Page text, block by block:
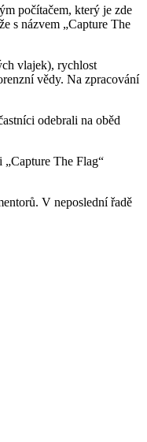
počítačem, který je zde
s názvem „Capture The
vlajek), rychlost
vědy. Na zpracování
odebrali na oběd
The Flag“
V neposlední řadě